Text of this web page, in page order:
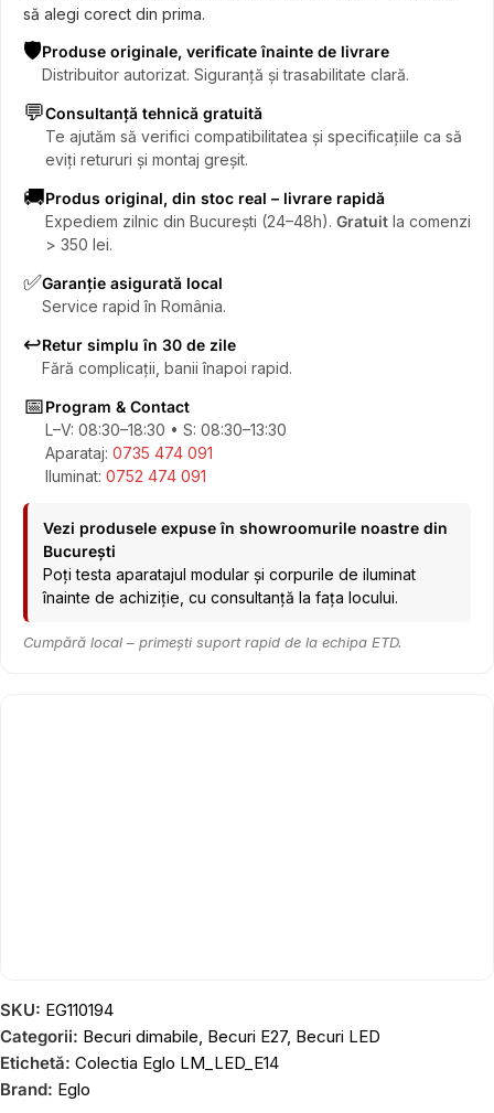
să alegi corect din prima.
🛡️Produse originale, verificate înainte de livrare
Distribuitor autorizat. Siguranță și trasabilitate clară.
💬Consultanță tehnică gratuită
Te ajutăm să verifici compatibilitatea și specificațiile ca să
eviți retururi și montaj greșit.
🚚Produs original, din stoc real – livrare rapidă
Expediem zilnic din București (24–48h). Gratuit la comenzi
> 350 lei.
✅Garanție asigurată local
Service rapid în România.
↩️Retur simplu în 30 de zile
Fără complicații, banii înapoi rapid.
📅Program & Contact
L–V: 08:30–18:30 • S: 08:30–13:30
Aparataj: 0735 474 091
Iluminat: 0752 474 091
Vezi produsele expuse în showroomurile noastre din
București
Poți testa aparatajul modular și corpurile de iluminat
înainte de achiziție, cu consultanță la fața locului.
Cumpără local – primești suport rapid de la echipa ETD.
SKU: EG110194
Categorii: Becuri dimabile Becuri E27, Becuri LED
Etichetă: Colectia Eglo LM_LED_E14
Brand: Eglo